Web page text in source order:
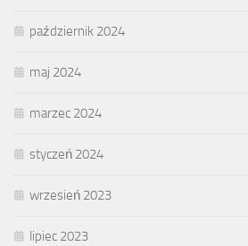
październik 2024
maj 2024
marzec 2024
styczeń 2024
wrzesień 2023
lipiec 2023